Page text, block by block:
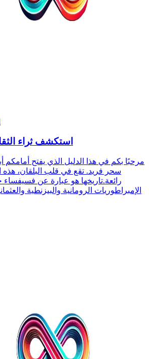
استكشف ثراء
مرحبًا بكم في هذا الدليل الذي يفتح أمامكم
سحر فريد. تقع في قلب البلقان، هذه
رائعة.تاريخها هو عبارة عن
الإمبراطوريات الرومانية والبيزنطية